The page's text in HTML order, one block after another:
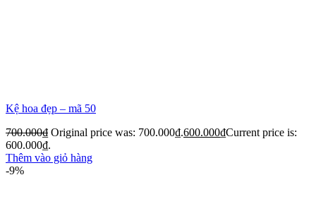
Kệ hoa đẹp – mã 50
700.000₫ Original price was: 700.000₫.600.000₫Current price is:
600.000₫.
Thêm vào giỏ hàng
-9%